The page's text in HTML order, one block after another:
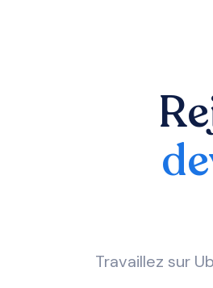
Travaillez sur